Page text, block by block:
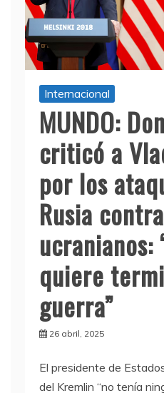
Internacional
MUNDO:
criticó a
por los
Rusia
ucranianos:
quiere
guerra”
26 abril, 2025
El presidente de
del Kremlin “no tenía